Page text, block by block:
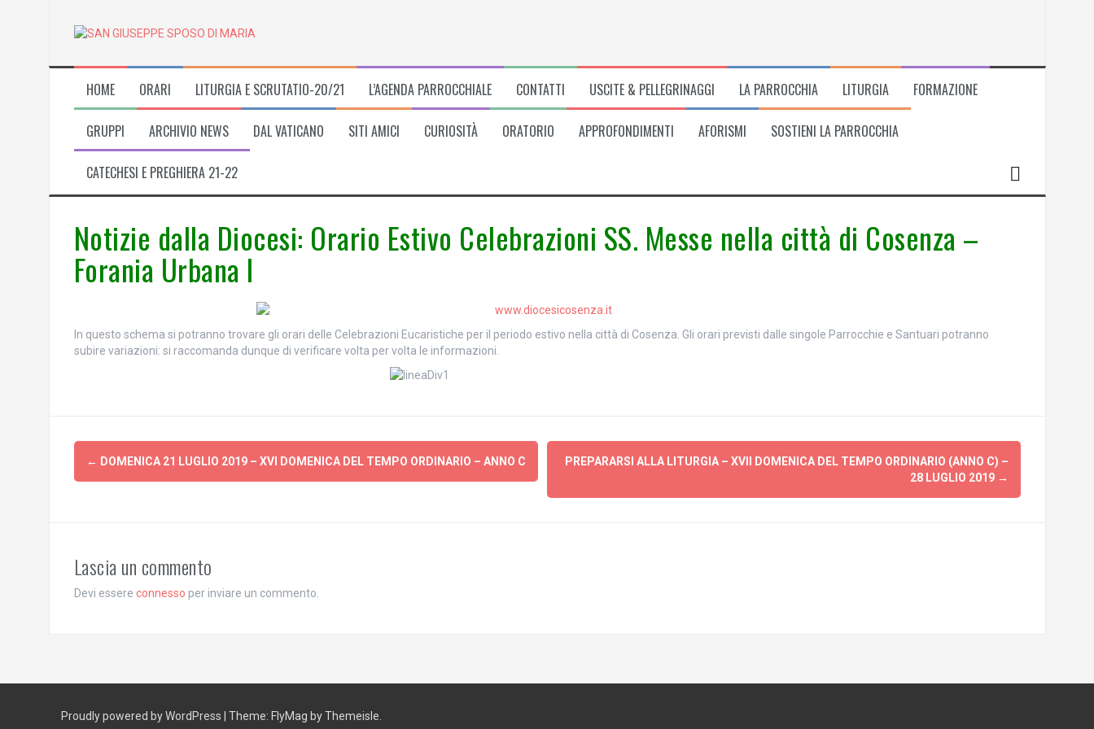
HOME ORARI LITURGIA E SCRUTATIO-20/21 L’AGENDA PARROCCHIALE CONTATTI USCITE & PELLEGRINAGGI LA PARROCCHIA LITURGIA FORMAZIONE
GRUPPI ARCHIVIO NEWS DAL VATICANO SITI AMICI CURIOSITÀ ORATORIO APPROFONDIMENTI AFORISMI SOSTIENI LA PARROCCHIA
CATECHESI E PREGHIERA 21-22
Notizie dalla Diocesi: Orario Estivo Celebrazioni SS. Messe nella città di Cosenza –
Forania Urbana I
In questo schema si potranno trovare gli orari delle Celebrazioni Eucaristiche per il periodo estivo nella città di Cosenza. Gli orari previsti dalle singole Parrocchie e Santuari potranno
subire variazioni: si raccomanda dunque di verificare volta per volta le informazioni.
Post
navigation
← DOMENICA 21 LUGLIO 2019 – XVI DOMENICA DEL TEMPO ORDINARIO – ANNO C
PREPARARSI ALLA LITURGIA – XVII DOMENICA DEL TEMPO ORDINARIO (ANNO C) –
28 LUGLIO 2019 →
Lascia un commento
Devi essere connesso per inviare un commento.
Proudly powered by WordPress Theme: FlyMag by Themeisle.